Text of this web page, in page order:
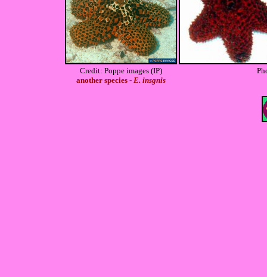
Credit: Poppe images (IP)
another species - E. insgnis